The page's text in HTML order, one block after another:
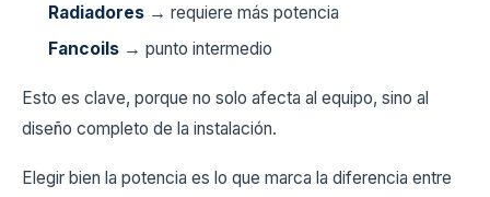
Radiadores → requiere más potencia
Fancoils → punto intermedio
Esto es clave, porque no solo afecta al equipo, sino al
diseño completo de la instalación.
Elegir bien la potencia es lo que marca la diferencia entre